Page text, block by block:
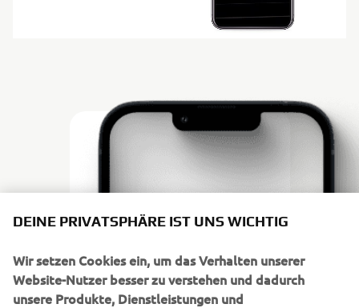
DEINE PRIVATSPHÄRE IST UNS WICHTIG
Wir setzen Cookies ein, um das Verhalten unserer
Website-Nutzer besser zu verstehen und dadurch
unsere Produkte, Dienstleistungen und